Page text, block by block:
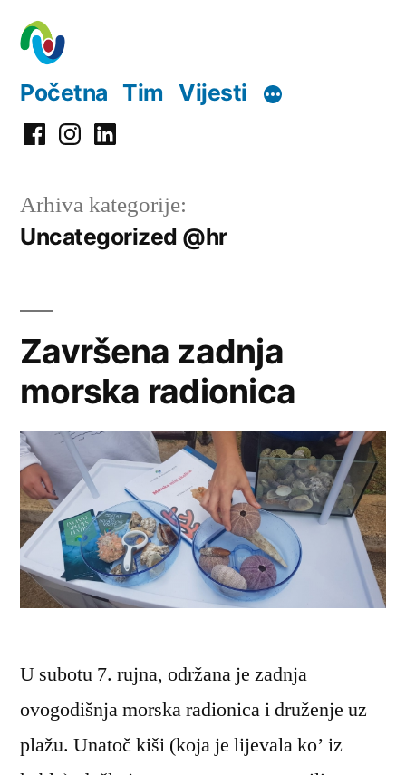
Preskoči
sadržaj
Početna Tim Vijesti
FacebookInstagramLinkedIn
Arhiva kategorije:
Uncategorized @hr
Završena zadnja
morska radionica
U subotu 7. rujna, održana je zadnja
ovogodišnja morska radionica i druženje uz
plažu. Unatoč kiši (koja je lijevala ko’ iz